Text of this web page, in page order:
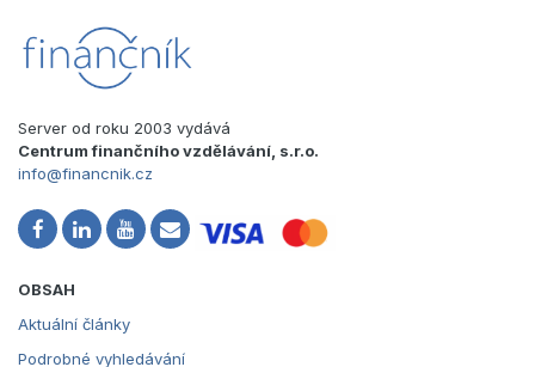
Server od roku 2003 vydává
Centrum finančního vzdělávání, s.r.o.
info@financnik.cz
OBSAH
Aktuální články
Podrobné vyhledávání